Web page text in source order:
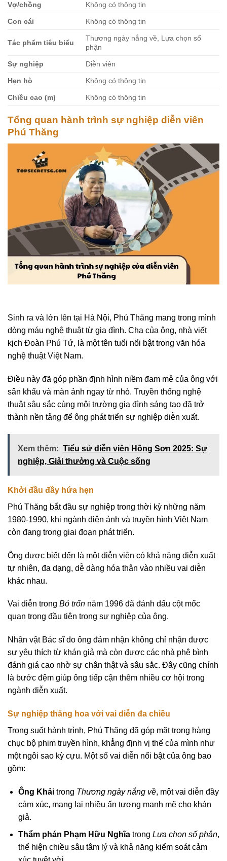
Vợ/chồng Không có thông tin
Con cái Không có thông tin
Tác phẩm tiêu biểu
Thương ngày nắng về, Lựa chọn số
phận
Sự nghiệp Diễn viên
Hẹn hò Không có thông tin
Chiều cao (m) Không có thông tin
Tổng quan hành trình sự nghiệp diễn viên
Phú Thăng
Sinh ra và lớn lên tại Hà Nội, Phú Thăng mang trong mình
dòng máu nghệ thuật từ gia đình. Cha của ông, nhà viết
kịch Đoàn Phú Tứ, là một tên tuổi nổi bật trong văn hóa
nghệ thuật Việt Nam.
Điều này đã góp phần định hình niềm đam mê của ông với
sân khấu và màn ảnh ngay từ nhỏ. Truyền thống nghệ
thuật sâu sắc cùng môi trường gia đình sáng tạo đã trở
thành nền tảng để ông phát triển sự nghiệp diễn xuất.
Xem thêm: Tiểu sử diễn viên Hồng Sơn 2025: Sự
nghiệp, Giải thưởng và Cuộc sống
Khởi đầu đầy hứa hẹn
Phú Thăng bắt đầu sự nghiệp trong thời kỳ những năm
1980-1990, khi ngành điện ảnh và truyền hình Việt Nam
còn đang trong giai đoạn phát triển.
Ông được biết đến là một diễn viên có khả năng diễn xuất
tự nhiên, đa dạng, dễ dàng hóa thân vào nhiều vai diễn
khác nhau.
Vai diễn trong Bỏ trốn năm 1996 đã đánh dấu cột mốc
quan trọng đầu tiên trong sự nghiệp của ông.
Nhân vật Bác sĩ do ông đảm nhận không chỉ nhận được
sự yêu thích từ khán giả mà còn được các nhà phê bình
đánh giá cao nhờ sự chân thật và sâu sắc. Đây cũng chính
là bước đệm giúp ông tiếp cận thêm nhiều cơ hội trong
ngành diễn xuất.
Sự nghiệp thăng hoa với vai diễn đa chiều
Trong suốt hành trình, Phú Thăng đã góp mặt trong hàng
chục bộ phim truyền hình, khẳng định vị thế của mình như
một ngôi sao kỳ cựu. Một số vai diễn nổi bật của ông bao
gồm:
Ông Khảitrong Thương ngày nắng về, một vai diễn đầy
cảm xúc, mang lại nhiều ấn tượng mạnh mẽ cho khán
giả.
Thẩm phán Phạm Hữu Nghĩatrong Lựa chọn số phận,
thể hiện chiều sâu tâm lý và khả năng kiểm soát cảm